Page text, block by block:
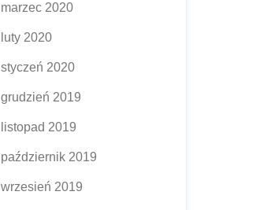
marzec 2020
luty 2020
styczeń 2020
grudzień 2019
listopad 2019
październik 2019
wrzesień 2019